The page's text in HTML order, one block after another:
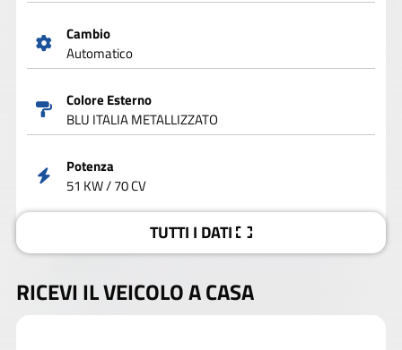
Cambio
Automatico
Colore Esterno
BLU ITALIA METALLIZZATO
Potenza
51 KW / 70 CV
TUTTI I DATI
RICEVI IL VEICOLO A CASA